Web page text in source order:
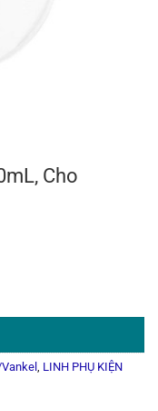
Cho
Vankel số lượng
, LINH PHỤ KIỆN